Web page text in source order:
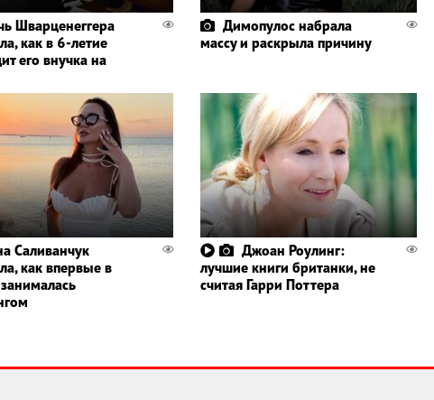
Шварценеггера
как в 6-летие
его внучка на
Димопулос набрала
массу и раскрыла причину
Саливанчук
как впервые в
Джоан Роулинг:
лучшие книги британки, не
считая Гарри Поттера